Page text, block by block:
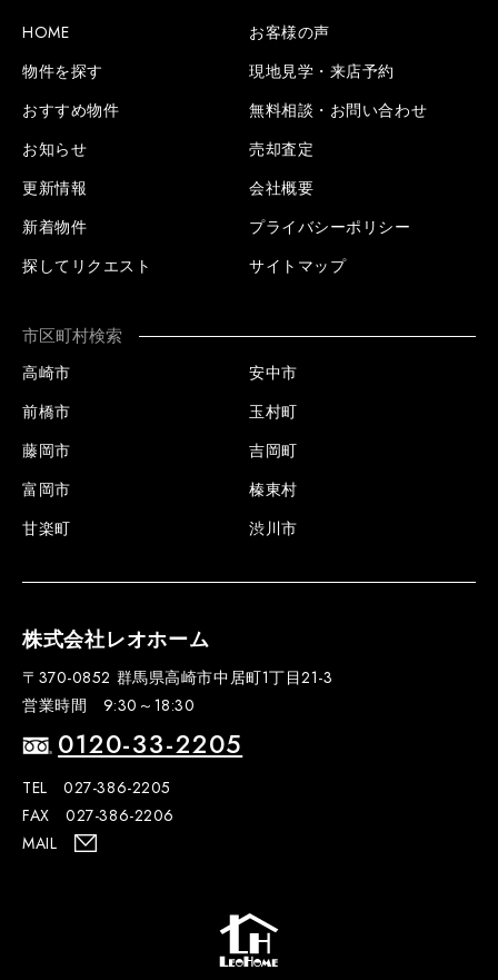
HOME
物件を探す
おすすめ物件
お知らせ
更新情報
新着物件
探してリクエスト
お客様の声
現地見学・来店予約
無料相談・お問い合わせ
売却査定
会社概要
プライバシーポリシー
サイトマップ
市区町村検索
高崎市
前橋市
藤岡市
富岡市
甘楽町
安中市
玉村町
吉岡町
榛東村
渋川市
株式会社レオホーム
〒370-0852 群馬県高崎市中居町1丁目21-3
営業時間 9:30～18:30
0120-33-2205
TEL 027-386-2205
FAX 027-386-2206
MAIL